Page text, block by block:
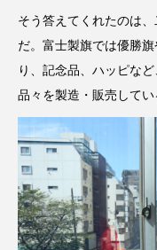
そう答えてくれたのは
だ。富士製旗では優勝
り、記念品、ハッピな
品々を製造・販売してい